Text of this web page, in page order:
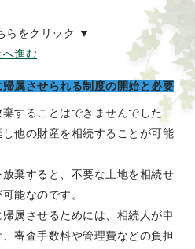
らをクリック ▼
へ進む
属させられる制度の開始と必要
することはできませんでした
他の財産を相続することが可能
棄すると、不要な土地を相続せ
能なのです。
属させるためには、相続人が申
審査手数料や管理費などの負担